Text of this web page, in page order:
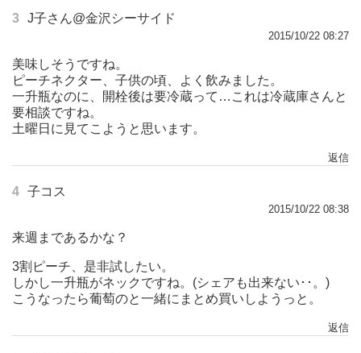
3 J子さん@金沢シーサイド
2015/10/22 08:27
美味しそうですね。
ピーチネクター、子供の頃、よく飲みました。
一升瓶なのに、開栓後は要冷蔵って…これは冷蔵庫さんと
要相談ですね。
土曜日に見てこようと思います。
返信
4 子コス
2015/10/22 08:38
来週まであるかな？
3割ピーチ、是非試したい。
しかし一升瓶がネックですね。(シェアも出来ない･･。)
こうなったら葡萄のと一緒にまとめ買いしようっと。
返信